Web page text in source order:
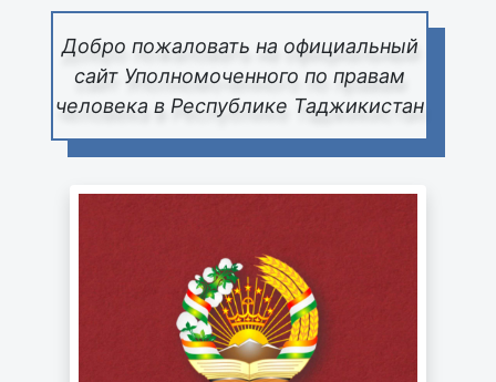
Добро пожаловать на официальный
сайт Уполномоченного по правам
человека в Республике Таджикистан